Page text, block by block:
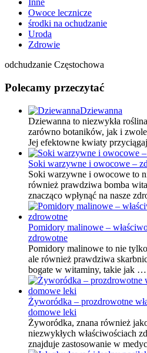
Inne
Owoce lecznicze
środki na ochudzanie
Uroda
Zdrowie
odchudzanie Częstochowa
Polecamy przeczytać
Dziewanna
Dziewanna to niezwykła
zarówno botaników, jak i
Jej efektowne kwiaty
Soki warzywne i owocowe –
Soki warzywne i owocowe to
również prawdziwa bomba
znacząco wpłynąć na nasze
Pomidory malinowe –
zdrowotne
Pomidory malinowe to nie
ale również prawdziwa
bogate w witaminy, takie jak …
Żyworódka – prozdrowotne
domowe leki
Żyworódka, znana również
niezwykłych właściwościach
znajduje zastosowanie w